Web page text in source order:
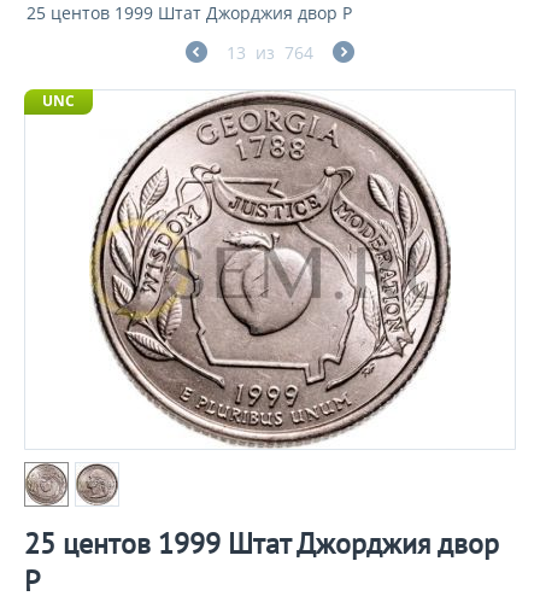
25 центов 1999 Штат Джорджия двор P
13 из 764
UNC
25 центов 1999 Штат Джорджия двор
P